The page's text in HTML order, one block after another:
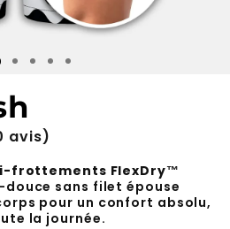
avis)
frottements FlexDry™
sans filet épouse
pour un confort absolu,
la journée.